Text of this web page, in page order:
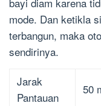
mode. Dan ketikla
terbangun, maka
sendirinya.
Jarak
Pantauan
50